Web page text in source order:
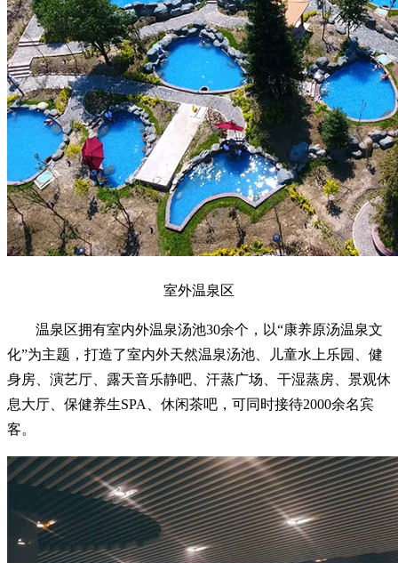
室外温泉区
温泉区拥有室内外温泉汤池30余个，以“康养原汤温泉文
化”为主题，打造了室内外天然温泉汤池、儿童水上乐园、健
身房、演艺厅、露天音乐静吧、汗蒸广场、干湿蒸房、景观休
息大厅、保健养生SPA、休闲茶吧，可同时接待2000余名宾
客。